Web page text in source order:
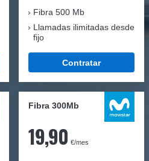
Fibra 500 Mb
Llamadas ilimitadas desde
fijo
Contratar
Fibra 300Mb
19,90 €/mes